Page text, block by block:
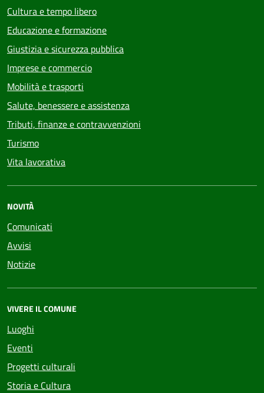
Cultura e tempo libero
Educazione e formazione
Giustizia e sicurezza pubblica
Imprese e commercio
Mobilità e trasporti
Salute, benessere e assistenza
Tributi, finanze e contravvenzioni
Turismo
Vita lavorativa
NOVITÀ
Comunicati
Avvisi
Notizie
VIVERE IL COMUNE
Luoghi
Eventi
Progetti culturali
Storia e Cultura